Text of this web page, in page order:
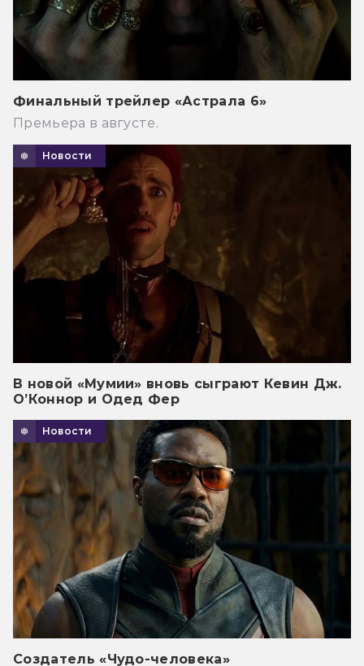
Финальный трейлер «Астрала 6»
Премьера в августе.
Новости
В новой «Мумии» вновь сыграют Кевин Дж.
О’Коннор и Одед Фер
Новости
Создатель «Чудо-человека»